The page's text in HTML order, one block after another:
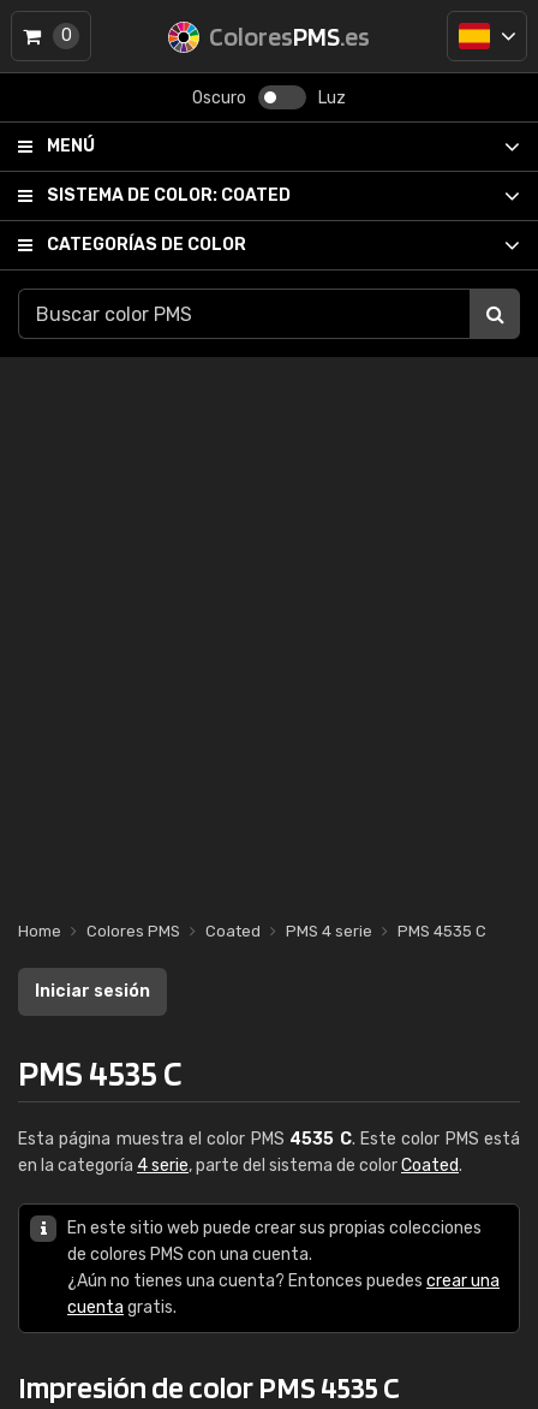
ColoresPMS.es
Oscuro Luz
MENÚ
SISTEMA DE COLOR: COATED
CATEGORÍAS DE COLOR
0
Home Colores PMS Coated PMS 4 serie PMS 4535 C
Iniciar sesión
PMS 4535 C
Esta página muestra el color PMS 4535 C. Este color PMS está
en la categoría 4 serie, parte del sistema de colorCoated.
En este sitio web puede crear sus propias colecciones
de colores PMS con una cuenta.
¿Aún no tienes una cuenta? Entonces puedes crear una
cuenta gratis.
Impresión de color PMS 4535 C